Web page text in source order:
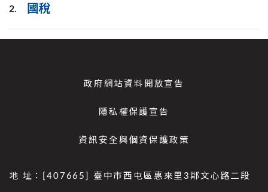
2. 國稅
政府網站資料開放宣告
隱私權保護宣告
資訊安全與個資保護政策
地 址：[407665] 臺中市西屯區惠來里3鄰文心路二段